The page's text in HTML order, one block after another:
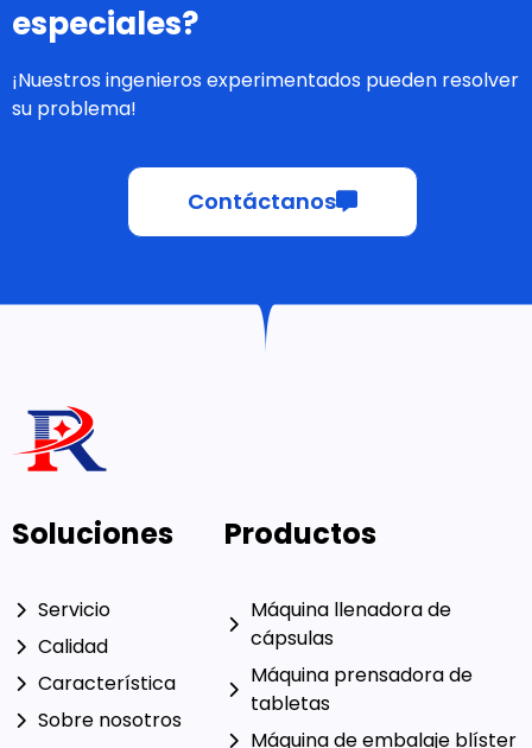
especiales?
¡Nuestros ingenieros experimentados pueden resolver
su problema!
Contáctanos
Soluciones
Servicio
Calidad
Característica
Sobre nosotros
Productos
Máquina llenadora de
cápsulas
Máquina prensadora de
tabletas
Máquina de embalaje blíster